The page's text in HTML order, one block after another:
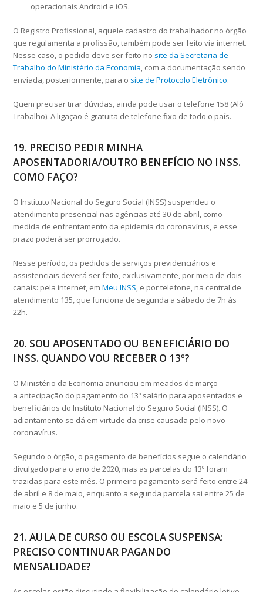
operacionais Android e iOS.
O Registro Profissional, aquele cadastro do trabalhador no órgão
que regulamenta a profissão, também pode ser feito via internet.
Nesse caso, o pedido deve ser feito no site da Secretaria de
Trabalho do Ministério da Economia, com a documentação sendo
enviada, posteriormente, para o site de Protocolo Eletrônico.
Quem precisar tirar dúvidas, ainda pode usar o telefone 158 (Alô
Trabalho). A ligação é gratuita de telefone fixo de todo o país.
19. PRECISO PEDIR MINHA
APOSENTADORIA/OUTRO BENEFÍCIO NO INSS.
COMO FAÇO?
O Instituto Nacional do Seguro Social (INSS) suspendeu o
atendimento presencial nas agências até 30 de abril, como
medida de enfrentamento da epidemia do coronavírus, e esse
prazo poderá ser prorrogado.
Nesse período, os pedidos de serviços previdenciários e
assistenciais deverá ser feito, exclusivamente, por meio de dois
canais: pela internet, emMeu INSS, e por telefone, na central de
atendimento 135, que funciona de segunda a sábado de 7h às
22h.
20. SOU APOSENTADO OU BENEFICIÁRIO DO
INSS. QUANDO VOU RECEBER O 13º?
O Ministério da Economia anunciou em meados de março
a antecipação do pagamento do 13º salário para aposentados e
beneficiários do Instituto Nacional do Seguro Social (INSS). O
adiantamento se dá em virtude da crise causada pelo novo
coronavírus.
Segundo o órgão, o pagamento de benefícios segue o calendário
divulgado para o ano de 2020, mas as parcelas do 13º foram
trazidas para este mês. O primeiro pagamento será feito entre 24
de abril e 8 de maio, enquanto a segunda parcela sai entre 25 de
maio e 5 de junho.
21. AULA DE CURSO OU ESCOLA SUSPENSA:
PRECISO CONTINUAR PAGANDO
MENSALIDADE?